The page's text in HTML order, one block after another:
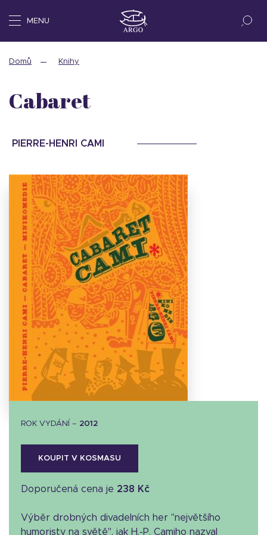
MENU
Domů Knihy
Cabaret
PIERRE-HENRI CAMI
ROK VYDÁNÍ – 2012
KOUPIT V KOSMASU
Doporučená cena je 238 Kč
Výběr drobných divadelních her "největšího
humoristy na světě", jak H.-P. Camiho nazval